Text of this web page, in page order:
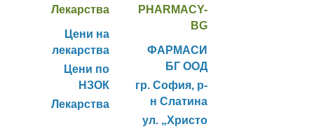
Лекарства
Цени на
лекарства
Цени по
НЗОК
Лекарства
PHARMACY-
BG
ФАРМАСИ
БГ ООД
гр. София, р-
н Слатина
ул. „Христо